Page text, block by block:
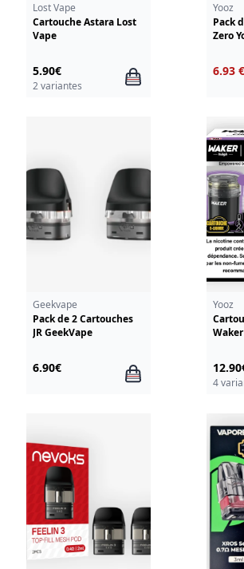
Lost Vape
Cartouche Astara Lost
Vape
5.90€
2 variantes
Yooz
Pack
Zero
6.93 €
Geekvape
Pack de 2 Cartouches
JR GeekVape
6.90€
Yooz
Waker
4